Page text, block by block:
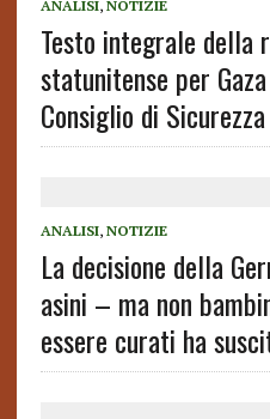
ANALISI, NOTIZIE
Testo integrale della
statunitense per
Consiglio di
ANALISI, NOTIZIE
La decisione della
asini – ma non
essere curati ha